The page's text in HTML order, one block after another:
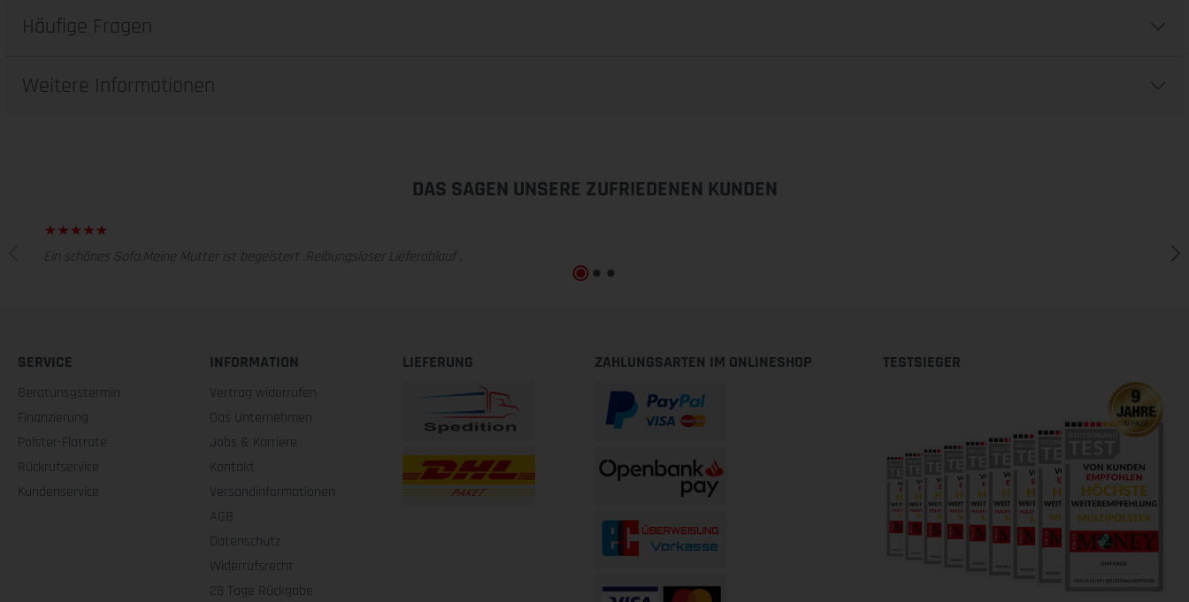
Häufige Fragen
Weitere Informationen
DAS SAGEN UNSERE ZUFRIEDENEN KUNDEN
Ein schönes Sofa.Meine Mutter ist begeistert .Reibungsloser Lieferablauf .
SERVICE
Beratunsgstermin
Finanzierung
Polster-Flatrate
Rückrufservice
Kundenservice
INFORMATION
Vertrag widerrufen
Das Unternehmen
Jobs & Karriere
Kontakt
Versandinformationen
AGB
Datenschutz
Widerrufsrecht
28 Tage Rückgabe
LIEFERUNG ZAHLUNGSARTEN IM ONLINESHOP TESTSIEGER